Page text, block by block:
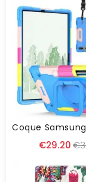
€29.20